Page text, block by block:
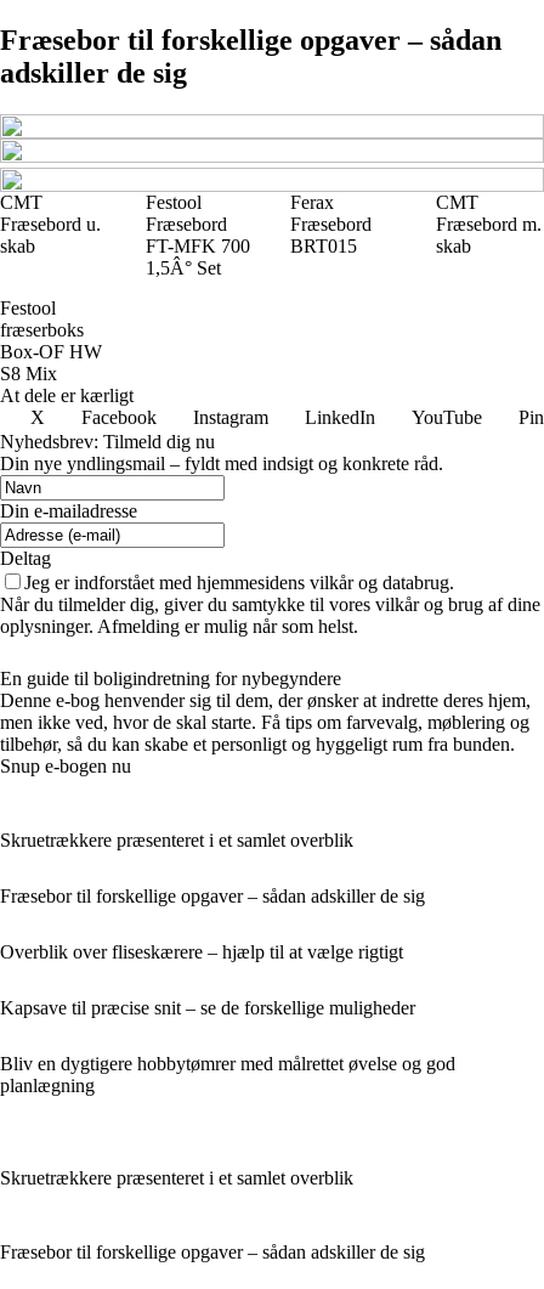
Fræsebor til forskellige opgaver – sådan
adskiller de sig
CMT
Fræsebord u.
skab
Festool
Fræsebord
FT-MFK 700
1,5Â° Set
Ferax
Fræsebord
BRT015
CMT
Fræsebord m.
skab
Festool
fræserboks
Box-OF HW
S8 Mix
At dele er kærligt
X
Facebook Instagram LinkedIn YouTube
Nyhedsbrev: Tilmeld dig nu
Din nye yndlingsmail – fyldt med indsigt og konkrete råd.
Din e-mailadresse
Deltag
Jeg er indforstået med hjemmesidens vilkår og databrug.
Når du tilmelder dig, giver du samtykke til vores vilkår og brug af dine
oplysninger. Afmelding er mulig når som helst.
En guide til boligindretning for nybegyndere
Denne e-bog henvender sig til dem, der ønsker at indrette deres hjem,
men ikke ved, hvor de skal starte. Få tips om farvevalg, møblering og
tilbehør, så du kan skabe et personligt og hyggeligt rum fra bunden.
Snup e-bogen nu
Skruetrækkere præsenteret i et samlet overblik
Fræsebor til forskellige opgaver – sådan adskiller de sig
Overblik over fliseskærere – hjælp til at vælge rigtigt
Kapsave til præcise snit – se de forskellige muligheder
Bliv en dygtigere hobbytømrer med målrettet øvelse og god
planlægning
Skruetrækkere præsenteret i et samlet overblik
Fræsebor til forskellige opgaver – sådan adskiller de sig